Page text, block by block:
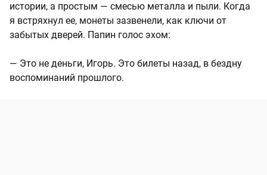
истории, а простым — смесью металла и пыли. Когда
я встряхнул ее, монеты зазвенели, как ключи от
забытых дверей. Папин голос эхом:
— Это не деньги, Игорь. Это билеты назад, в бездну
воспоминаний прошлого.